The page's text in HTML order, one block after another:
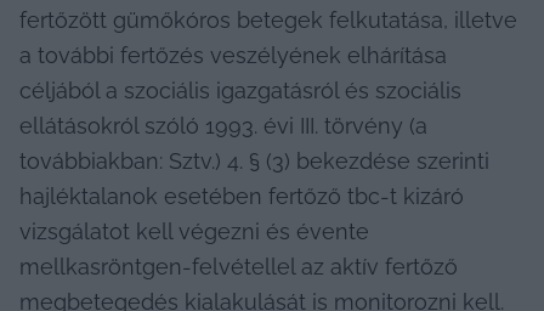
fertőzött gümőkóros betegek felkutatása, illetve
a további fertőzés veszélyének elhárítása
céljából a szociális igazgatásról és szociális
ellátásokról szóló 1993. évi III. törvény (a
továbbiakban: Sztv.) 4. § (3) bekezdése szerinti
hajléktalanok esetében fertőző tbc-t kizáró
vizsgálatot kell végezni és évente
mellkasröntgen-felvétellel az aktív fertőző